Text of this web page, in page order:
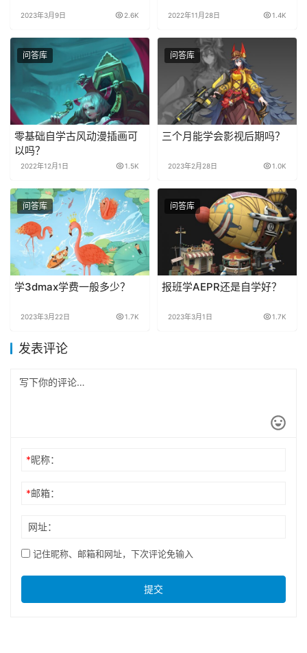
2023年3月9日 2.6K 2022年11月28日 1.4K
问答库
零基础自学古风动漫插画可
以吗？
2022年12月1日 1.5K
问答库
三个月能学会影视后期吗？
2023年2月28日 1.0K
问答库
学3dmax学费一般多少？
2023年3月22日 1.7K
问答库
报班学AEPR还是自学好？
2023年3月1日 1.7K
发表评论
*昵称：
*邮箱：
网址：
记住昵称、邮箱和网址，下次评论免输入
提交